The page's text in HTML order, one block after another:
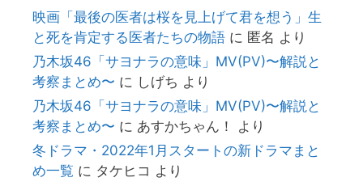
映画「最後の医者は桜を見上げて君を想う」生
と死を肯定する医者たちの物語 に 匿名 より
乃木坂46「サヨナラの意味」MV(PV)〜解説と
考察まとめ〜 に しげち より
乃木坂46「サヨナラの意味」MV(PV)〜解説と
考察まとめ〜 に あすかちゃん！
より
冬ドラマ・2022年1月スタートの新ドラマまと
め一覧 に タケヒコ より